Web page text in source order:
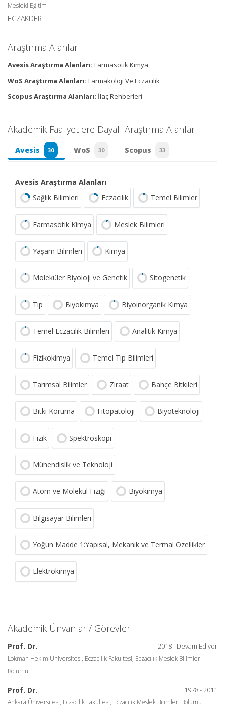
Mesleki Eğitim
ECZAKDER
Araştırma Alanları
Avesis Araştırma Alanları: Farmasötik Kimya
WoS Araştırma Alanları: Farmakoloji Ve Eczacılık
Scopus Araştırma Alanları: İlaç Rehberleri
Akademik Faaliyetlere Dayalı Araştırma Alanları
Avesis 30 WoS 30 Scopus 33
Avesis Araştırma Alanları
Sağlık Bilimleri
Eczacılık Temel Bilimler
Farmasötik Kimya Meslek Bilimleri
Yaşam Bilimleri Kimya
Moleküler Biyoloji ve Genetik Sitogenetik
Tıp Biyokimya Biyoinorganik Kimya
Temel Eczacılık Bilimleri Analitik Kimya
Fizikokimya Temel Tıp Bilimleri
Tarımsal Bilimler Ziraat Bahçe Bitkileri
Bitki Koruma Fitopatoloji Biyoteknoloji
Fizik Spektroskopi
Mühendislik ve Teknoloji
Atom ve Molekül Fiziği Biyokimya
Bilgisayar Bilimleri
Yoğun Madde 1:Yapısal, Mekanik ve Termal Özellikler
Elektrokimya
Akademik Ünvanlar / Görevler
2018 - Devam Ediyor
Prof. Dr.
Lokman Hekim Üniversitesi, Eczacılık Fakültesi, Eczacılık Meslek Bilimleri
Bölümü
1978 - 2011
Prof. Dr.
Ankara Üniversitesi, Eczacılık Fakültesi, Eczacılık Meslek Bilimleri Bölümü